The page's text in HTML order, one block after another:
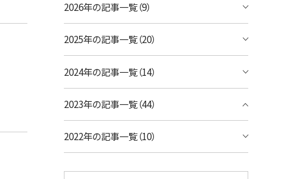
宿泊予約のみのお客様
シェラトン・ワイキキ・ビーチリゾート
ロイヤルハワイアン ラグジュアリーコレクシ
ョンリゾート
モアナサーフライダー ウェスティンリゾート
シェラトン プリンセス・カイウラニ
シェラトン・マウイ・リゾート&スパ
ご予約内容の確認・キャンセル
2026年の記事一覧（9）
2025年の記事一覧（20）
2024年の記事一覧（14）
2023年の記事一覧（44）
2022年の記事一覧（10）